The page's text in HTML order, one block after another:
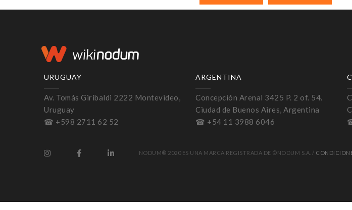
URUGUAY
Av. Tomás Giribaldi 2222 Montevideo,
Uruguay
☎ +598 2711 62 52
ARGENTINA
Concepción Arenal 3425 P. 2 of. 54.
Ciudad de Buenos Aires, Argentina
☎ +54 11 3988 6046
NODUM® 2020 ES UNA MARCA REGISTRADA DE ©NODUM S.A. /